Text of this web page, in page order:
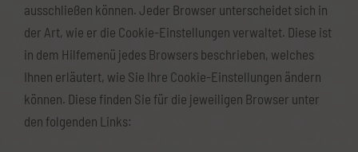
ausschließen können. Jeder Browser unterscheidet sich in
der Art, wie er die Cookie-Einstellungen verwaltet. Diese ist
in dem Hilfemenü jedes Browsers beschrieben, welches
Ihnen erläutert, wie Sie Ihre Cookie-Einstellungen ändern
können. Diese finden Sie für die jeweiligen Browser unter
den folgenden Links: